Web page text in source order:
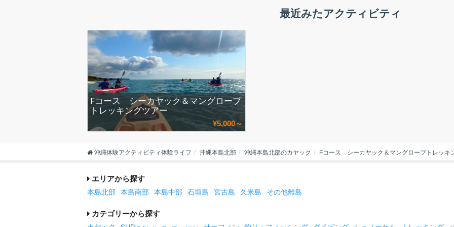
最近みたアクティビティ
Fコース シーカヤック＆マングローブ
トレッキングツアー
¥5,000～
沖縄体験アクティビティ体験ライフ 沖縄本島北部 沖縄本島北部のカヤック Fコース シーカヤック＆マングローブトレッキ
エリアから探す
本島北部 本島南部 本島中部 石垣島 宮古島 久米島 その他離島
カテゴリーから探す